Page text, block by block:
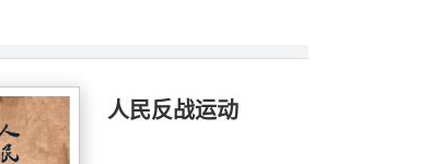
人民反战运动